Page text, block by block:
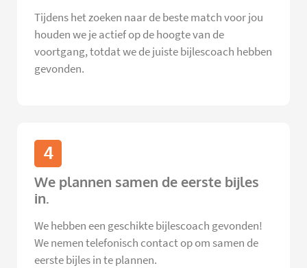
Tijdens het zoeken naar de beste match voor jou
houden we je actief op de hoogte van de
voortgang, totdat we de juiste bijlescoach hebben
gevonden.
4
We plannen samen de eerste bijles
in.
We hebben een geschikte bijlescoach gevonden!
We nemen telefonisch contact op om samen de
eerste bijles in te plannen.